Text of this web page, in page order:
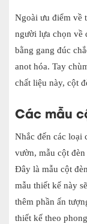
Ngoài ưu điểm về
người lựa chọn về
bằng gang đúc
anot hóa. Tay
chất liệu này, cột
Các mẫu
Nhắc đến các loại
vườn, mẫu cột
Đây là mẫu cột
mẫu thiết kế này
thêm phần ấn
thiết kế theo